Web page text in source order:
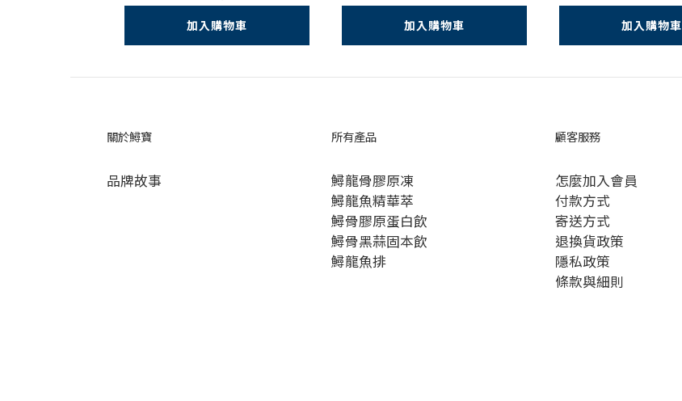
加入購物車 加入購物車 加入購物車
關於鱘寶
品牌故事
所有產品
鱘龍骨膠原凍
鱘龍魚精華萃
鱘骨膠原蛋白飲
鱘骨黑蒜固本飲
鱘龍魚排
顧客服務
怎麼加入會員
付款方式
寄送方式
退換貨政策
隱私政策
條款與細則